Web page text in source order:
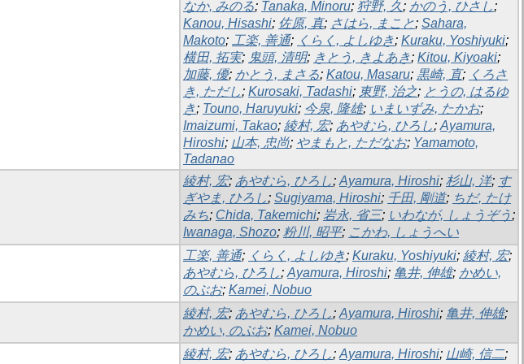
なか, みのる; Tanaka, Minoru; 狩野, 久; かのう, ひさし;
Kanou, Hisashi; 佐原, 真; さはら, まこと; Sahara,
Makoto; 工楽, 善通; くらく, よしゆき; Kuraku, Yoshiyuki;
横田, 拓実; 鬼頭, 清明; きとう, きよあき; Kitou, Kiyoaki;
加藤, 優; かとう, まさる; Katou, Masaru; 黒崎, 直; くろさ
き, ただし; Kurosaki, Tadashi; 東野, 治之; とうの, はるゆ
き; Touno, Haruyuki; 今泉, 隆雄; いまいずみ, たかお;
Imaizumi, Takao; 綾村, 宏; あやむら, ひろし; Ayamura,
Hiroshi; 山本, 忠尚; やまもと, ただなお; Yamamoto,
Tadanao
綾村, 宏; あやむら, ひろし; Ayamura, Hiroshi; 杉山, 洋; す
ぎやま, ひろし; Sugiyama, Hiroshi; 千田, 剛道; ちだ, たけ
みち; Chida, Takemichi; 岩永, 省三; いわなが, しょうぞう ;
Iwanaga, Shozo; 粉川, 昭平; こかわ, しょうへい
工楽, 善通; くらく, よしゆき; Kuraku, Yoshiyuki; 綾村, 宏;
あやむら, ひろし; Ayamura, Hiroshi; 亀井, 伸雄; かめい,
のぶお; Kamei, Nobuo
綾村, 宏; あやむら, ひろし; Ayamura, Hiroshi; 亀井, 伸雄;
かめい, のぶお; Kamei, Nobuo
綾村, 宏; あやむら, ひろし; Ayamura, Hiroshi; 山崎, 信二;